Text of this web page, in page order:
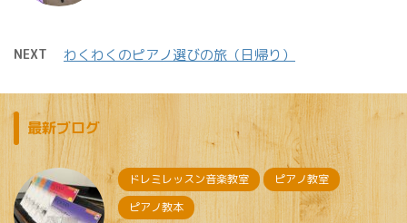
NEXT わくわくのピアノ選びの旅（日帰り）
最新ブログ
ドレミレッスン音楽教室
ピアノ教室
ピアノ教本